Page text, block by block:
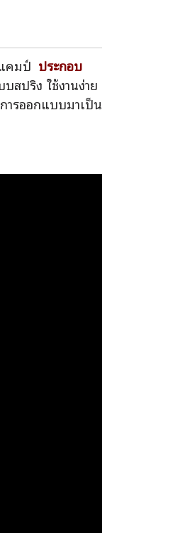
คมป์ ประกอบ
สปริง ใช้งานง่าย
ารออกแบบมาเป็น